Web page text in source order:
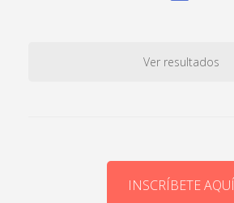
Ver resultados
INSCRÍBETE AQUÍ